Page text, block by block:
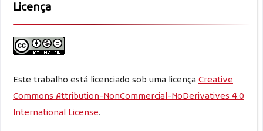
Licença
Este trabalho está licenciado sob uma licença Creative
Commons Attribution-NonCommercial-NoDerivatives 4.0
International License.